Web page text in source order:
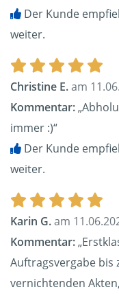
Der Kunde
weiter.
Christine E.am
Kommentar:
immer :)“
Der Kunde
weiter.
Karin G.am
Kommentar:
Auftragsvergabe bis
vernichtenden